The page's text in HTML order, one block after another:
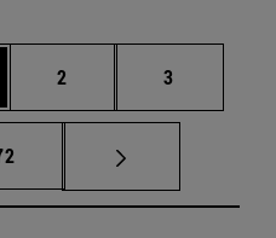
Página
2 Página
3
Use TAB para